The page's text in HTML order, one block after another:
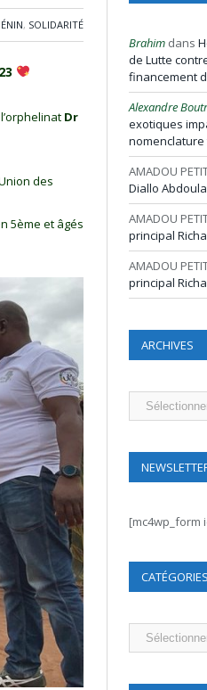
, SOLIDARITÉ
Dr
des
5ème et âgés
Brahim dans
de Lutte
financement
Alexandre
exotiques
AMADOU
Diallo
AMADOU
principal
AMADOU
principal
ARCHIVES
Archives
[mc4wp_form
CATÉGORIES
Catégories